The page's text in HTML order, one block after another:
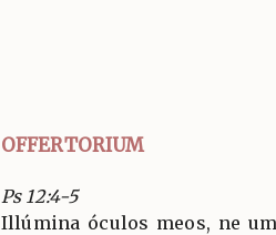
OFFERTORIUM
Ps 12:4-5
Illúmina óculos meos, ne